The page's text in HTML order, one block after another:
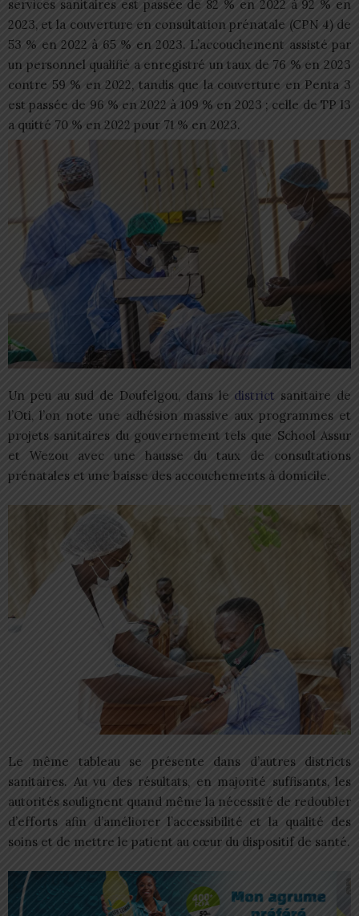
services sanitaires est passée de 82 % en 2022 à 92 % en
2023, et la couverture en consultation prénatale (CPN 4) de
53 % en 2022 à 65 % en 2023. L’accouchement assisté par
un personnel qualifié a enregistré un taux de 76 % en 2023
contre 59 % en 2022, tandis que la couverture en Penta 3
est passée de 96 % en 2022 à 109 % en 2023 ; celle de TP I3
a quitté 70 % en 2022 pour 71 % en 2023.
Un peu au sud de Doufelgou, dans le district sanitaire de
l’Oti, l’on note une adhésion massive aux programmes et
projets sanitaires du gouvernement tels que School Assur
et Wezou avec une hausse du taux de consultations
prénatales et une baisse des accouchements à domicile.
Le même tableau se présente dans d’autres districts
sanitaires. Au vu des résultats, en majorité suffisants, les
autorités soulignent quand même la nécessité de redoubler
d’efforts afin d’améliorer l’accessibilité et la qualité des
soins et de mettre le patient au cœur du dispositif de santé.